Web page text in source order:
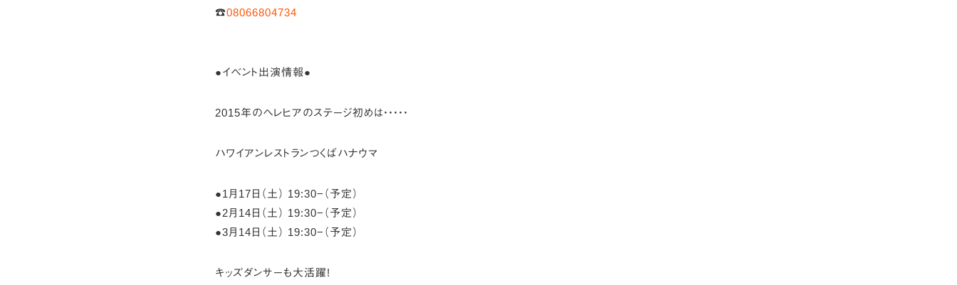
☎08066804734
●イベント出演情報●
2015年のヘレヒアのステージ初めは・・・・・
ハワイアンレストランつくばハナウマ
●1月17日（土） 19:30−（予定）
●2月14日（土） 19:30−（予定）
●3月14日（土） 19:30−（予定）
キッズダンサーも大活躍!